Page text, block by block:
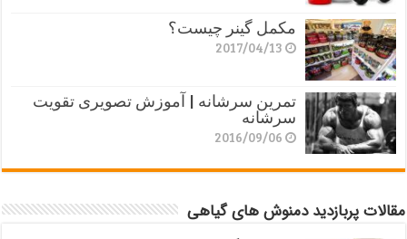
مکمل گینر چیست؟
2017/04/13
تمرین سرشانه | آموزش تصویری تقویت
سرشانه
2016/09/06
مقالات پربازدید دمنوش های گیاهی